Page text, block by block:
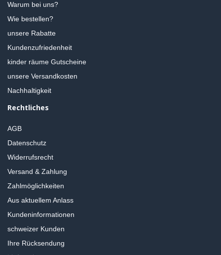
Warum bei uns?
Wie bestellen?
unsere Rabatte
Kundenzufriedenheit
kinder räume Gutscheine
unsere Versandkosten
Nachhaltigkeit
Rechtliches
AGB
Datenschutz
Widerrufsrecht
Versand & Zahlung
Zahlmöglichkeiten
Aus aktuellem Anlass
Kundeninformationen
schweizer Kunden
Ihre Rücksendung